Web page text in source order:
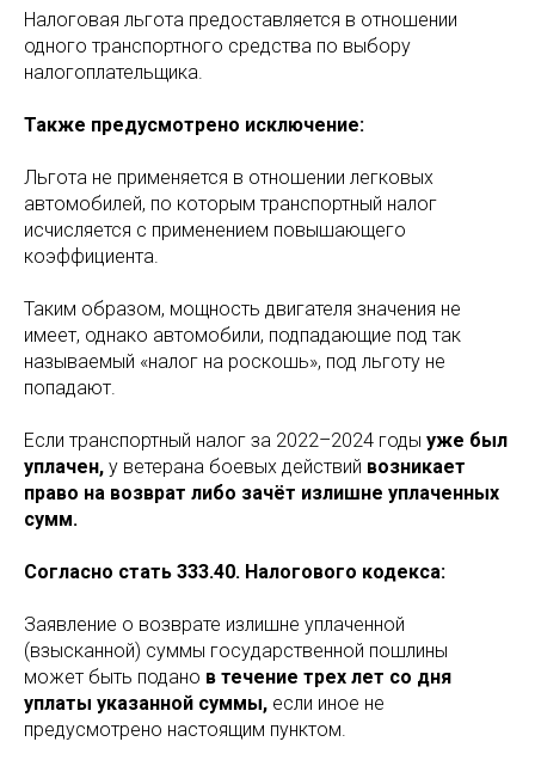
Налоговая льгота предоставляется в отношении
одного транспортного средства по выбору
налогоплательщика.
Также предусмотрено исключение:
Льгота не применяется в отношении легковых
автомобилей, по которым транспортный налог
исчисляется с применением повышающего
коэффициента.
Таким образом, мощность двигателя значения не
имеет, однако автомобили, подпадающие под так
называемый «налог на роскошь», под льготу не
попадают.
Если транспортный налог за 2022–2024 годы уже был
уплачен, у ветерана боевых действий возникает
право на возврат либо зачёт излишне уплаченных
сумм.
Согласно стать 333.40. Налогового кодекса:
Заявление о возврате излишне уплаченной
(взысканной) суммы государственной пошлины
может быть подано в течение трех лет со дня
уплаты указанной суммы, если иное не
предусмотрено настоящим пунктом.